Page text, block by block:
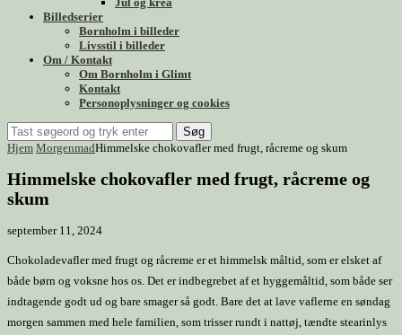
Billedserier
Bornholm i billeder
Livsstil i billeder
Om / Kontakt
Om Bornholm i Glimt
Kontakt
Personoplysninger og cookies
Søg
Hjem MorgenmadHimmelske chokovafler med frugt, råcreme og skum
Himmelske chokovafler med frugt, råcreme og
skum
september 11, 2024
Chokoladevafler med frugt og råcreme er et himmelsk måltid, som er elsket af
både børn og voksne hos os. Det er indbegrebet af et hyggemåltid, som både ser
indtagende godt ud og bare smager så godt. Bare det at lave vaflerne en søndag
morgen sammen med hele familien, som trisser rundt i nattøj, tændte stearinlys